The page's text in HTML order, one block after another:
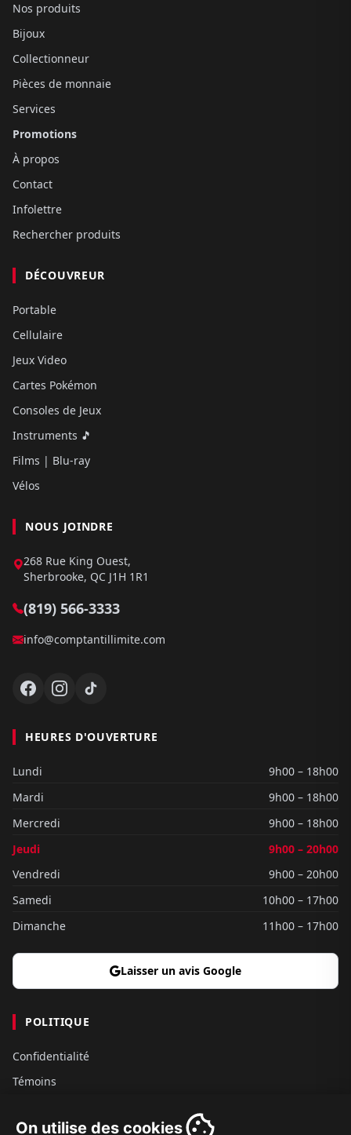
On utilise des cookies
Nos produits
Bijoux
Collectionneur
Pièces de monnaie
Services
Promotions
À propos
Contact
Infolettre
Rechercher produits
DÉCOUVREUR
Portable
Cellulaire
Jeux Video
Cartes Pokémon
Consoles de Jeux
Instruments 🎵
Films | Blu-ray
Vélos
NOUS JOINDRE
268 Rue King Ouest,
Sherbrooke, QC J1H 1R1
(819) 566-3333
info@comptantillimite.com
HEURES D'OUVERTURE
Lundi
9h00 – 18h00
Mardi
9h00 – 18h00
Mercredi
9h00 – 18h00
Jeudi
9h00 – 20h00
Vendredi
9h00 – 20h00
Samedi
10h00 – 17h00
Dimanche
11h00 – 17h00
Laisser un avis Google
POLITIQUE
Confidentialité
Témoins
Conditions